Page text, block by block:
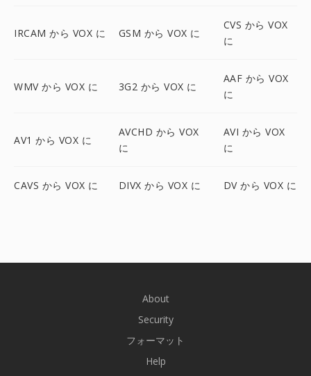
IRCAM から VOX に GSM から VOX に
CVS から VOX
に
WMV から VOX に 3G2 から VOX に
AAF から VOX
に
AV1 から VOX に
AVCHD から VOX
に
AVI から VOX
に
CAVS から VOX に DIVX から VOX に DV から VOX に
About
Security
フォーマット
Help